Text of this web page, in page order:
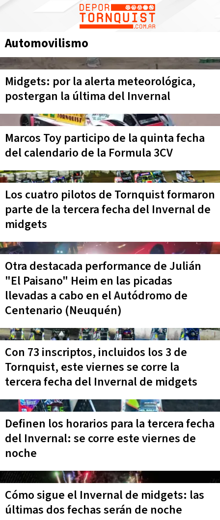
Automovilismo
Midgets: por la alerta meteorológica,
postergan la última del Invernal
Marcos Toy participo de la quinta fecha
del calendario de la Formula 3CV
Los cuatro pilotos de Tornquist formaron
parte de la tercera fecha del Invernal de
midgets
Otra destacada performance de Julián
"El Paisano" Heim en las picadas
llevadas a cabo en el Autódromo de
Centenario (Neuquén)
Con 73 inscriptos, incluidos los 3 de
Tornquist, este viernes se corre la
tercera fecha del Invernal de midgets
Definen los horarios para la tercera fecha
del Invernal: se corre este viernes de
noche
Cómo sigue el Invernal de midgets: las
últimas dos fechas serán de noche